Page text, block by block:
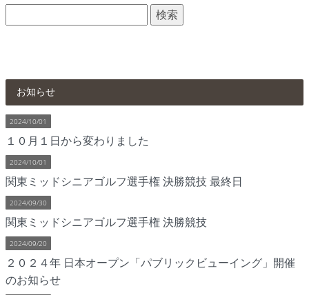
索:
お知らせ
2024/10/01
１０月１日から変わりました
2024/10/01
関東ミッドシニアゴルフ選手権 決勝競技 最終日
2024/09/30
関東ミッドシニアゴルフ選手権 決勝競技
2024/09/20
２０２４年 日本オープン「パブリックビューイング」開催
のお知らせ